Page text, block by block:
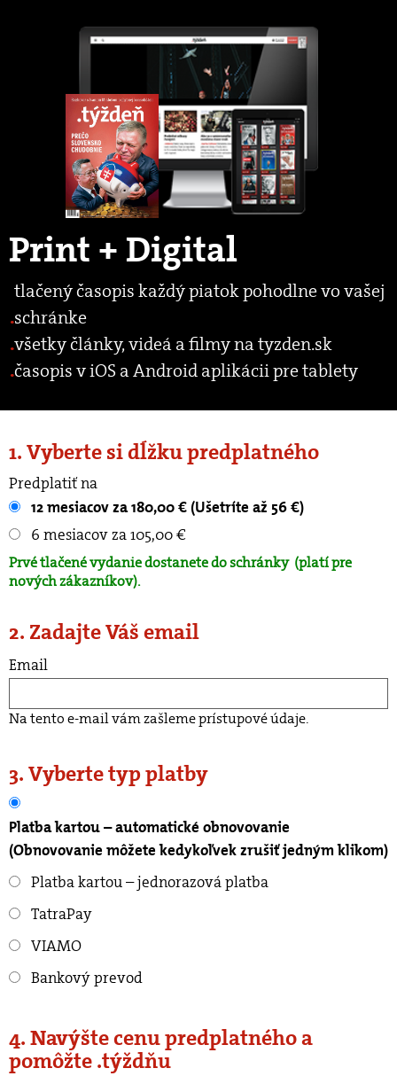
Print + Digital
tlačený časopis každý piatok pohodlne vo vašej
schránke
všetky články, videá a filmy na tyzden.sk
časopis v iOS a Android aplikácii pre tablety
1. Vyberte si dĺžku predplatného
Predplatiť na
12 mesiacov za 180,00 € (Ušetríte až 56 €)
6 mesiacov za 105,00 €
Prvé tlačené vydanie dostanete do schránky (platí pre
nových zákazníkov).
2. Zadajte Váš email
Email
Na tento e-mail vám zašleme prístupové údaje.
3. Vyberte typ platby
Platba kartou – automatické obnovovanie
(Obnovovanie môžete kedykoľvek zrušiť jedným klikom)
Platba kartou – jednorazová platba
TatraPay
VIAMO
Bankový prevod
4. Navýšte cenu predplatného a
pomôžte .týždňu